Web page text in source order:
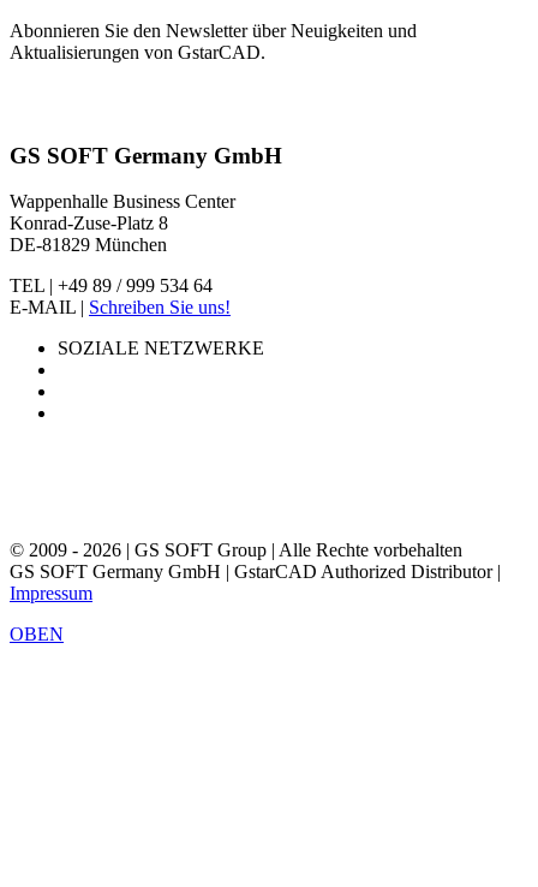
Abonnieren Sie den Newsletter über Neuigkeiten und
Aktualisierungen von GstarCAD.
GS SOFT Germany GmbH
Wappenhalle Business Center
Konrad-Zuse-Platz 8
DE-81829 München
TEL | +49 89 / 999 534 64
E-MAIL | Schreiben Sie uns!
SOZIALE NETZWERKE
© 2009 - 2026 | GS SOFT Group | Alle Rechte vorbehalten
GS SOFT Germany GmbH | GstarCAD Authorized Distributor |
Impressum
OBEN